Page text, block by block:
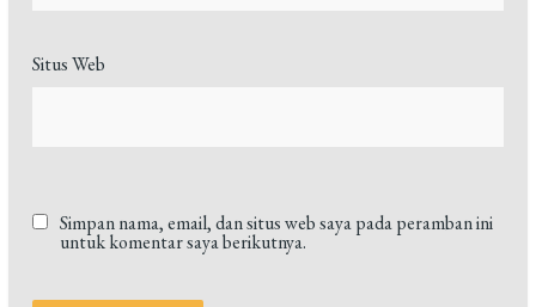
Situs Web
Simpan nama, email, dan situs web saya pada peramban ini
untuk komentar saya berikutnya.